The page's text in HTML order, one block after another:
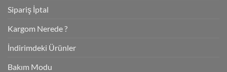
Sipariş İptal
Kargom Nerede ?
İndirimdeki Ürünler
Bakım Modu